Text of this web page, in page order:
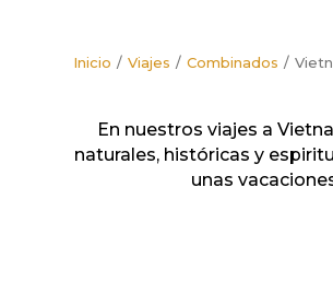
Inicio Viajes Combinados
En nuestros viajes a
naturales, históricas y
unas